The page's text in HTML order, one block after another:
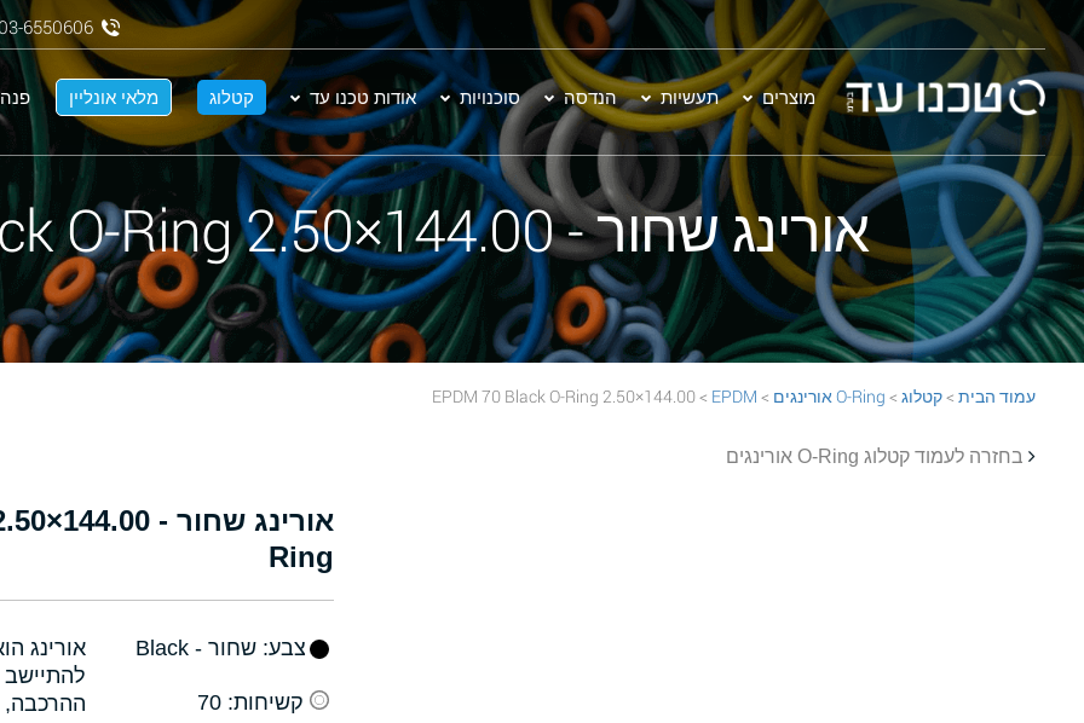
מוצרים תעשיות הנדסה סוכנויות אודות טכנו עד קטלוג מלאי אונליין פנה
03-6550606
אורינג שחור - 144.00×2.50 EPDM 70 Black O-Ring
עמוד הבית >קטלוג > O-Ring אורינגים >
EPDM
> 144.00×2.50 EPDM 70 Black O-Ring
בחזרה לעמוד קטלוג O-Ring אורינגים
Ring
אורינג
להתיישב
ההרכבה,
צבע: שחור - Black
קשיחות: 70